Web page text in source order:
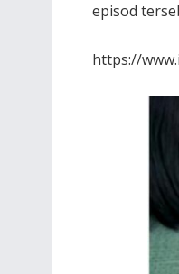
episod
https://